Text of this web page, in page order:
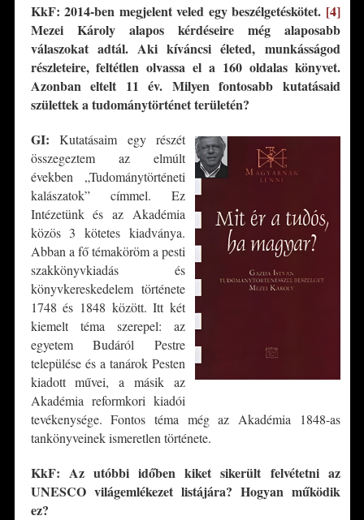
KkF: 2014-ben megjelent veled egy beszélgetéskötet. [4]
Mezei Károly alapos kérdéseire még
alaposabb
válaszokat adtál. Aki kíváncsi életed, munkásságod
részleteire, feltétlen olvassa el a 160 oldalas könyvet.
Azonban eltelt 11 év. Milyen fontosabb kutatásaid
születtek atudománytörténet területén?
GI: Kutatásaim egy részét
összegeztem az elmúlt
években „Tudománytörténeti
kalászatok” címmel. Ez
Intézetünk és az Akadémia
közös 3 kötetes kiadványa.
Abban a fő témaköröm a pesti
szakkönyvkiadás és
könyvkereskedelem története
1748 és 1848 között. Itt két
kiemelt téma szerepel: az
egyetem Budáról Pestre
települése és a tanárok Pesten
kiadott művei, a másik az
Akadémia reformkori kiadói
tevékenysége. Fontos téma még az Akadémia 1848-as
tankönyveinek ismeretlen története.
KkF: Az utóbbi időben kiket sikerült felvétetni az
UNESCO világemlékezet listájára? Hogyan működik
ez?